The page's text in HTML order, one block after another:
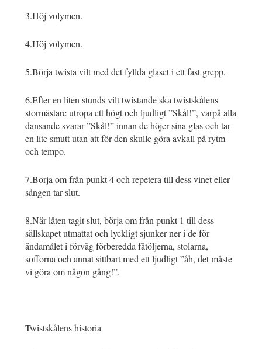
3.Höj volymen.
4.Höj volymen.
5.Börja twista vilt med det fyllda glaset i ett fast grepp.
6.Efter en liten stunds vilt twistande ska twistskålens
stormästare utropa ett högt och ljudligt ”Skål!”, varpå alla
dansande svarar ”Skål!” innan de höjer sina glas och tar
en lite smutt utan att för den skulle göra avkall på rytm
och tempo.
7.Börja om från punkt 4 och repetera till dess vinet eller
sången tar slut.
8.När låten tagit slut, börja om från punkt 1 till dess
sällskapet utmattat och lyckligt sjunker ner i de för
ändamålet i förväg förberedda fåtöljerna, stolarna,
sofforna och annat sittbart med ett ljudligt ”åh, det måste
vi göra om någon gång!”.
Twistskålens historia